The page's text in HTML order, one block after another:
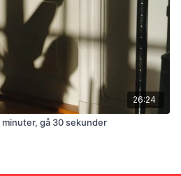
26:24
minuter, gå 30 sekunder